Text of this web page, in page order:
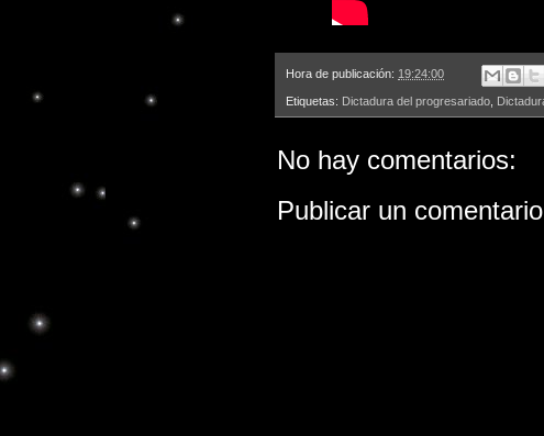
Hora de publicación: 19:24:00
Etiquetas: Dictadura del progresariado
No hay comentarios:
Publicar un comentario